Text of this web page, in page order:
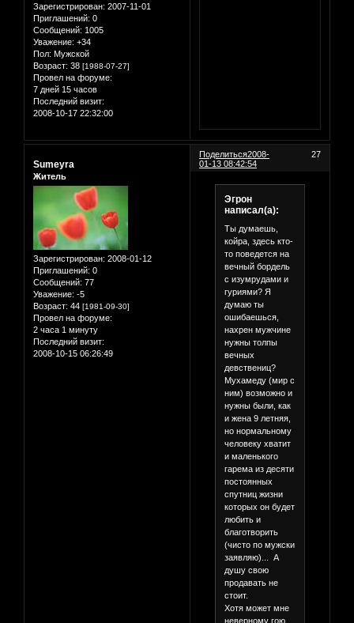
Зарегистрирован: 2007-11-01
Приглашений: 0
Сообщений: 1005
Уважение: +34
Пол: Мужской
Возраст: 38 [1988-07-27]
Провел на форуме:
7 дней 15 часов
Последний визит:
2008-10-17 22:32:00
Поделиться 27
2008-
01-13 08:42:54
Sumeyra
Житель
Зарегистрирован: 2008-01-12
Приглашений: 0
Сообщений: 77
Уважение: -5
Возраст: 44 [1981-09-30]
Провел на форуме:
2 часа 1 минуту
Последний визит:
2008-10-15 06:26:49
Эгрон
написал(а):
Ты думаешь,
койра, здесь кто-
то поведется на
вечный бордель
с изумрудами и
гуриями? Я
думаю ты
ошибаешься,
нахрен мужчине
нужны толпы
вечных
девствениц?
Мухамеду (мир с
ним) возможно и
нужны были, как
и жена 9 летняя,
но нормальному
человеку хватит
и маленького
гарема из десяти
постоянных
спутниц жизни
которых он будет
любить и
благотворить
(чисто по мужски
заявляю)... А
душу свою
продавать не
стоит.
Хотя может мне
неверному гою